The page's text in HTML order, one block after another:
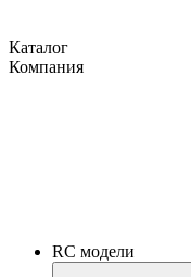
Каталог
Компания
RC модели